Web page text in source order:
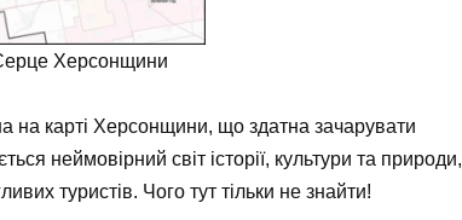
Херсонщини
карті Херсонщини, що здатна зачарувати
неймовірний світ історії, культури та природи,
туристів. Чого тут тільки не знайти!